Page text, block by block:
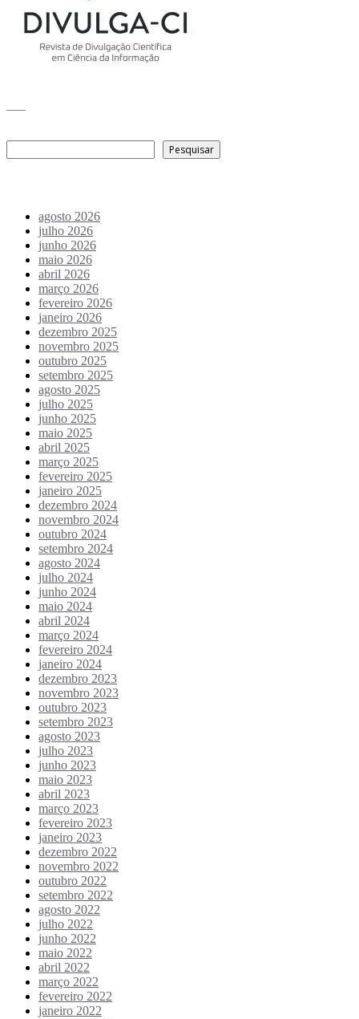
Pesquisar
agosto 2026
julho 2026
junho 2026
maio 2026
abril 2026
março 2026
fevereiro 2026
janeiro 2026
dezembro 2025
novembro 2025
outubro 2025
setembro 2025
agosto 2025
julho 2025
junho 2025
maio 2025
abril 2025
março 2025
fevereiro 2025
janeiro 2025
dezembro 2024
novembro 2024
outubro 2024
setembro 2024
agosto 2024
julho 2024
junho 2024
maio 2024
abril 2024
março 2024
fevereiro 2024
janeiro 2024
dezembro 2023
novembro 2023
outubro 2023
setembro 2023
agosto 2023
julho 2023
junho 2023
maio 2023
abril 2023
março 2023
fevereiro 2023
janeiro 2023
dezembro 2022
novembro 2022
outubro 2022
setembro 2022
agosto 2022
julho 2022
junho 2022
maio 2022
abril 2022
março 2022
fevereiro 2022
janeiro 2022